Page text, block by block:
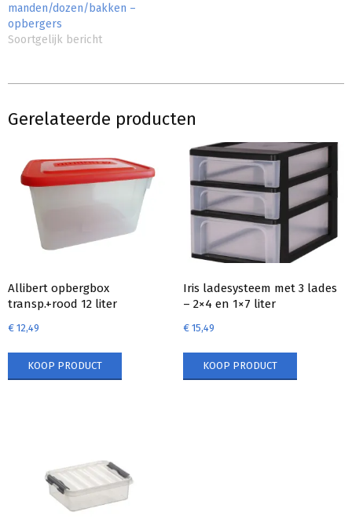
manden/dozen/bakken –
opbergers
Soortgelijk bericht
Gerelateerde producten
Allibert opbergbox
transp.+rood 12 liter
€ 12,49
KOOP PRODUCT
Iris ladesysteem met 3 lades
– 2×4 en 1×7 liter
€15,49
KOOP PRODUCT